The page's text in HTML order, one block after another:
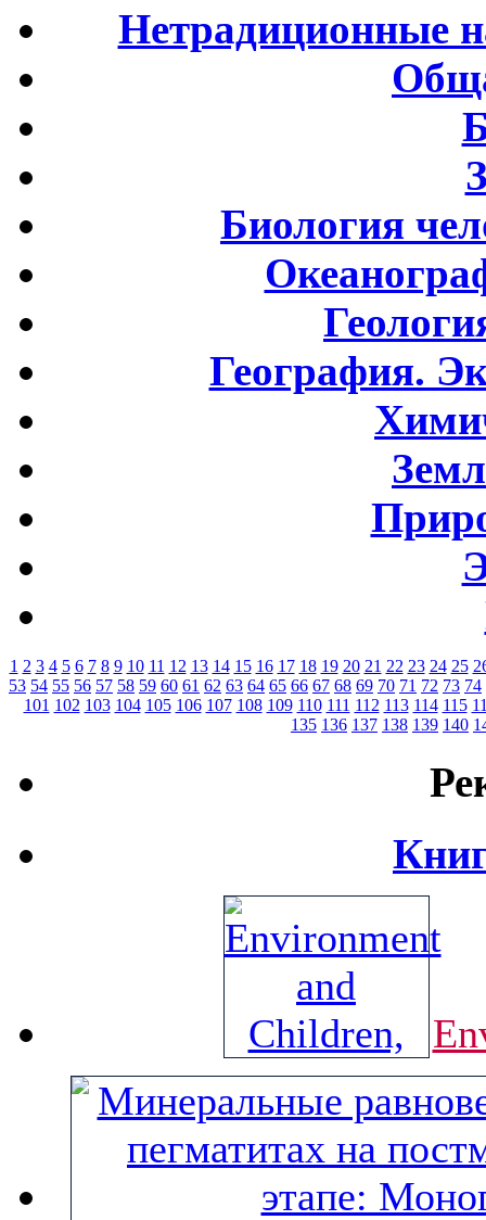
Нетрадиционные
Биология
География.
1 2 3 4 5 6 7 8 9 10 11 12 13 14 15 16 17 18 19 20 21 22 23 24 25
53 54 55 56 57 58 59 60 61 62 63 64 65 66 67 68 69 70 71 72 73 74
101 102 103 104 105 106 107 108 109 110 111 112 113 114 115
135 136 137 138 139 140